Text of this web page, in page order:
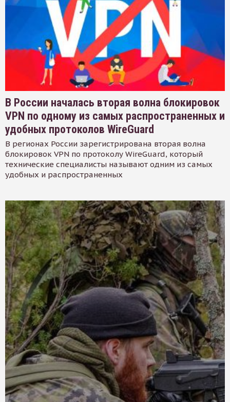
В России началась вторая волна блокировок
VPN по одному из самых распространенных и
удобных протоколов WireGuard
В регионах России зарегистрирована вторая волна
блокировок VPN по протоколу WireGuard, который
технические специалисты называют одним из самых
удобных и распространенных